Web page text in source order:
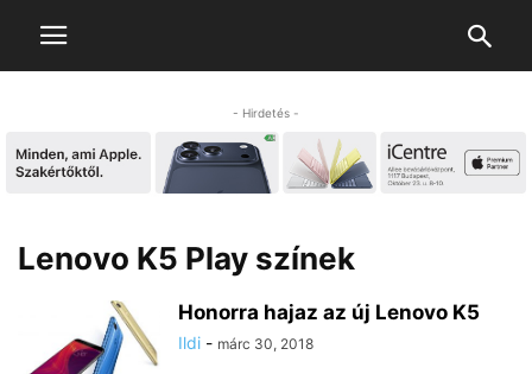
- Hirdetés -
Lenovo K5 Play színek
Honorra hajaz az új Lenovo K5
Ildi - márc 30, 2018